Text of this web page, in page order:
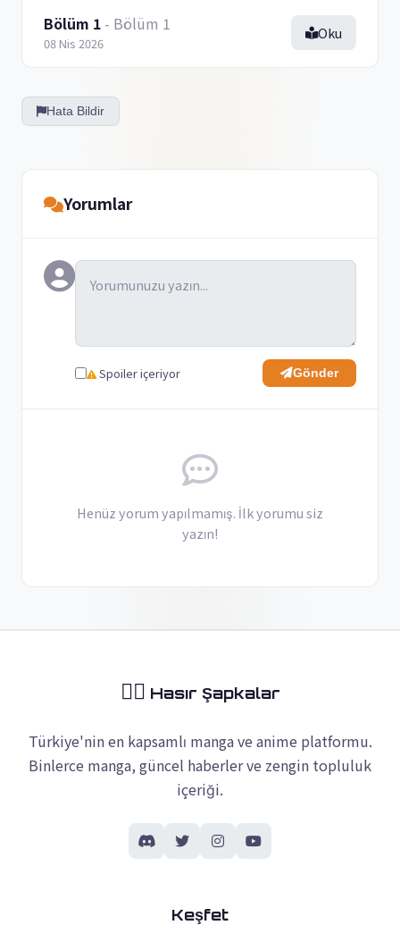
Bölüm 1 - Bölüm 1
08 Nis 2026
Oku
Hata Bildir
Yorumlar
Spoiler içeriyor Gönder
Henüz yorum yapılmamış. İlk yorumu siz
yazın!
🏴‍☠️ Hasır Şapkalar
Türkiye'nin en kapsamlı manga ve anime platformu.
Binlerce manga, güncel haberler ve zengin topluluk
içeriği.
Keşfet